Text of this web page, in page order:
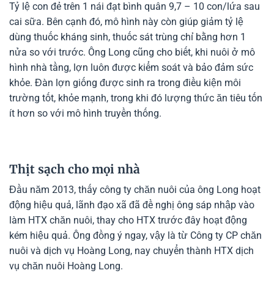
Tỷ lệ con đẻ trên 1 nái đạt bình quân 9,7 – 10 con/lứa sau
cai sữa. Bên cạnh đó, mô hình này còn giúp giảm tỷ lệ
dùng thuốc kháng sinh, thuốc sát trùng chỉ bằng hơn 1
nửa so với trước. Ông Long cũng cho biết, khi nuôi ở mô
hình nhà tầng, lợn luôn được kiểm soát và bảo đảm sức
khỏe. Đàn lợn giống được sinh ra trong điều kiện môi
trường tốt, khỏe mạnh, trong khi đó lượng thức ăn tiêu tốn
ít hơn so với mô hình truyền thống.
Thịt sạch cho mọi nhà
Đầu năm 2013, thấy công ty chăn nuôi của ông Long hoạt
động hiệu quả, lãnh đạo xã đã đề nghị ông sáp nhập vào
làm HTX chăn nuôi, thay cho HTX trước đây hoạt động
kém hiệu quả. Ông đồng ý ngay, vậy là từ Công ty CP chăn
nuôi và dịch vụ Hoàng Long, nay chuyển thành HTX dịch
vụ chăn nuôi Hoàng Long.